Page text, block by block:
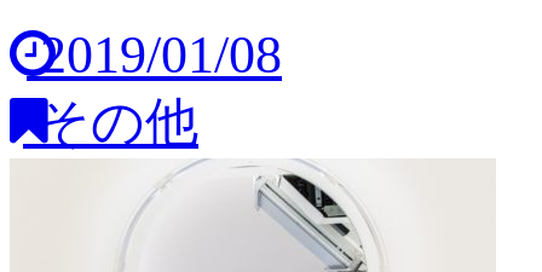
2019/01/08
その他